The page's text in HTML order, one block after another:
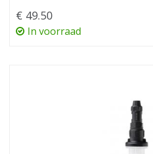
€ 49.50
In voorraad